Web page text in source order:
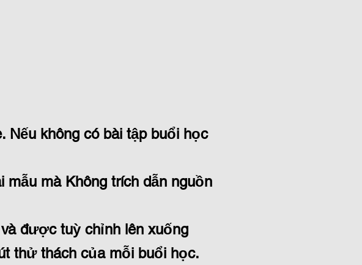
Nếu không có bài tập buổi học
mẫu mà Không trích dẫn nguồn
được tuỳ chỉnh lên xuống
thử thách của mỗi buổi học.